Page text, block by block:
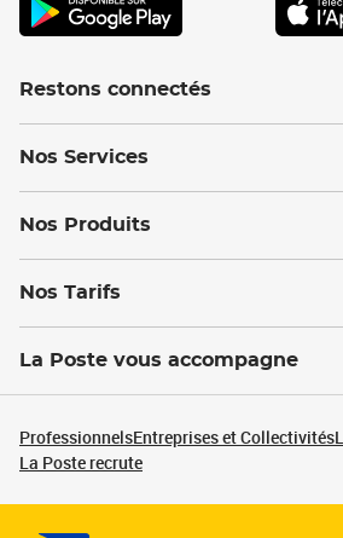
Restons connectés
Nos Services
Nos Produits
Nos Tarifs
La Poste vous accompagne
ProfessionnelsEntreprises et Collectivités
La Poste recrute